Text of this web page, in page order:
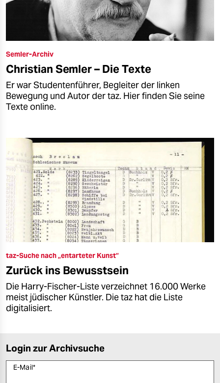
Semler-Archiv
Christian Semler – Die Texte
Er war Studentenführer, Begleiter der linken
Bewegung und Autor der taz. Hier finden Sie seine
Texte online.
taz-Suche nach „entarteter Kunst”
Zurück ins Bewusstsein
Die Harry-Fischer-Liste verzeichnet 16.000 Werke
meist jüdischer Künstler. Die taz hat die Liste
digitalisiert.
Login zur Archivsuche
E-Mail*